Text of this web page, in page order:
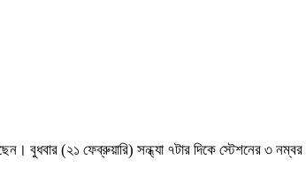
বুধবার (২১ ফেব্রুয়ারি) সন্ধ্যা ৭টার দিকে স্টেশনের ৩ নম্বর